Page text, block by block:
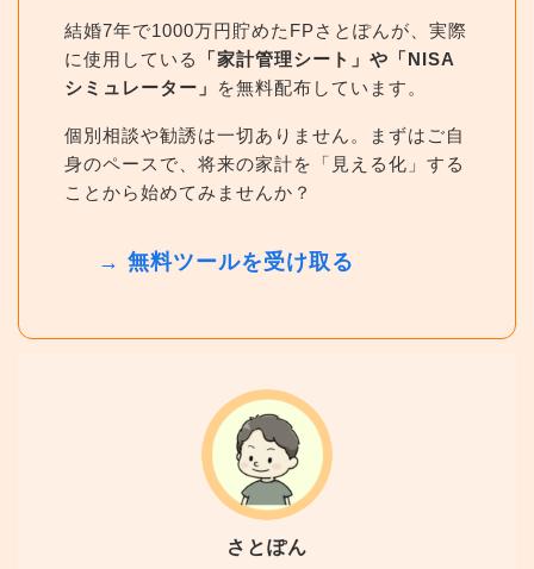
結婚7年で1000万円貯めたFPさとぽんが、実際
に使用している
「家計管理シート」や「NISA
シミュレーター」
を無料配布しています。
個別相談や勧誘は一切ありません。まずはご自
身のペースで、将来の家計を「見える化」する
ことから始めてみませんか？
→ 無料ツールを受け取る
さとぽん